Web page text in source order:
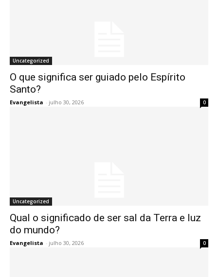
Uncategorized
O que significa ser guiado pelo Espírito
Santo?
Evangelista - julho 30, 2026 0
Uncategorized
Qual o significado de ser sal da Terra e luz
do mundo?
Evangelista - julho 30, 2026 0